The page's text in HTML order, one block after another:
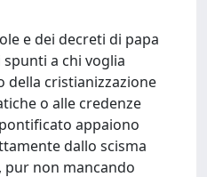
e dei decreti di papa
a chi voglia
cristianizzazione
o alle credenze
appaiono
dallo scisma
pur non mancando